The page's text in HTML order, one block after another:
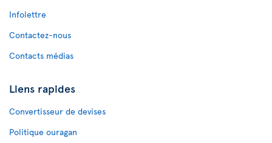
Infolettre
Contactez-nous
Contacts médias
Liens rapides
Convertisseur de devises
Politique ouragan